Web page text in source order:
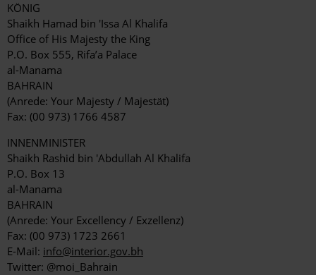
KÖNIG
Shaikh Hamad bin 'Issa Al Khalifa
Office of His Majesty the King
P.O. Box 555, Rifa’a Palace
al-Manama
BAHRAIN
(Anrede: Your Majesty / Majestät)
Fax: (00 973) 1766 4587
INNENMINISTER
Shaikh Rashid bin 'Abdullah Al Khalifa
P.O. Box 13
al-Manama
BAHRAIN
(Anrede: Your Excellency / Exzellenz)
Fax: (00 973) 1723 2661
E-Mail: info@interior.gov.bh
Twitter: @moi_Bahrain